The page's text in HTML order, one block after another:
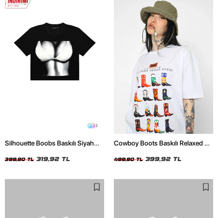
2
Silhouette Boobs Baskılı Siyah
399,90 TL 319,92 TL
Cowboy Boots Baskılı Relaxed Fit
499,90 TL 399,92 TL